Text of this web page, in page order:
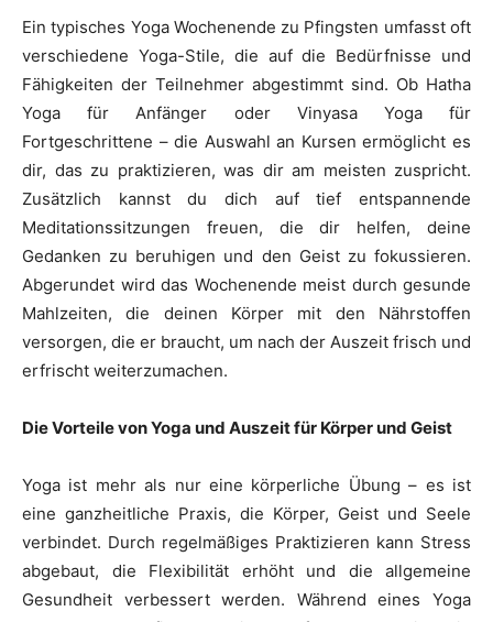
Ein typisches Yoga Wochenende zu Pfingsten umfasst oft
verschiedene Yoga-Stile, die auf die Bedürfnisse und
Fähigkeiten der Teilnehmer abgestimmt sind. Ob Hatha
Yoga für Anfänger oder Vinyasa Yoga für
Fortgeschrittene – die Auswahl an Kursen ermöglicht es
dir, das zu praktizieren, was dir am meisten zuspricht.
Zusätzlich kannst du dich auf tief entspannende
Meditationssitzungen freuen, die dir helfen, deine
Gedanken zu beruhigen und den Geist zu fokussieren.
Abgerundet wird das Wochenende meist durch gesunde
Mahlzeiten, die deinen Körper mit den Nährstoffen
versorgen, die er braucht, um nach der Auszeit frisch und
erfrischt weiterzumachen.
Die Vorteile von Yoga und Auszeit für Körper und Geist
Yoga ist mehr als nur eine körperliche Übung – es ist
eine ganzheitliche Praxis, die Körper, Geist und Seele
verbindet. Durch regelmäßiges Praktizieren kann Stress
abgebaut, die Flexibilität erhöht und die allgemeine
Gesundheit verbessert werden. Während eines Yoga